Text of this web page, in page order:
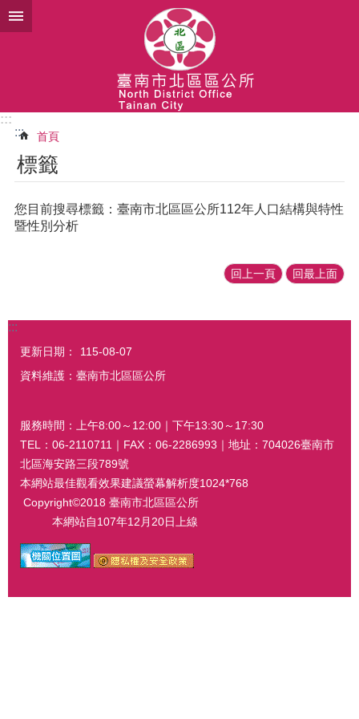
跳到主要內容區塊
:::
:::
首頁
標籤
您目前搜尋標籤：臺南市北區區公所112年人口結構與特性
暨性別分析
回上一頁 回最上面
:::
更新日期：
115-08-07
資料維護：臺南市北區區公所
服務時間：上午8:00～12:00｜下午13:30～17:30
TEL：06-2110711｜FAX：06-2286993｜地址：704026臺南市
北區海安路三段789號
本網站最佳觀看效果建議螢幕解析度1024*768
Copyright©2018 臺南市北區區公所
本網站自107年12月20日上線